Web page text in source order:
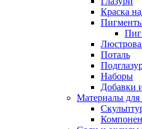
Краска
Поталь
Наборы
Добавки
Материалы для